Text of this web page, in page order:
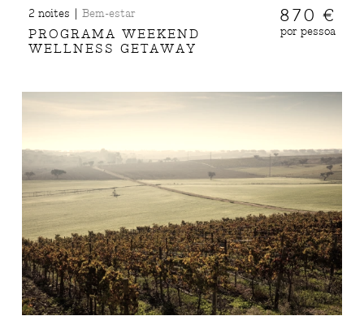
2 noites |Bem-estar
PROGRAMA WEEKEND
WELLNESS GETAWAY
870 €
por pessoa